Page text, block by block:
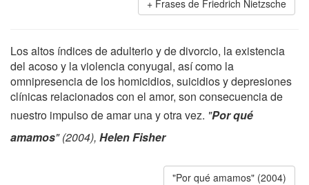
Frases de Friedrich Nietzsche
Los altos índices de adulterio y de divorcio, la existencia
del acoso y la violencia conyugal, así como la
omnipresencia de los homicidios, suicidios y depresiones
clínicas relacionados con el amor, son consecuencia de
nuestro impulso de amar una y otra vez. "Por qué
amamos" (2004), Helen Fisher
"Por qué amamos" (2004)